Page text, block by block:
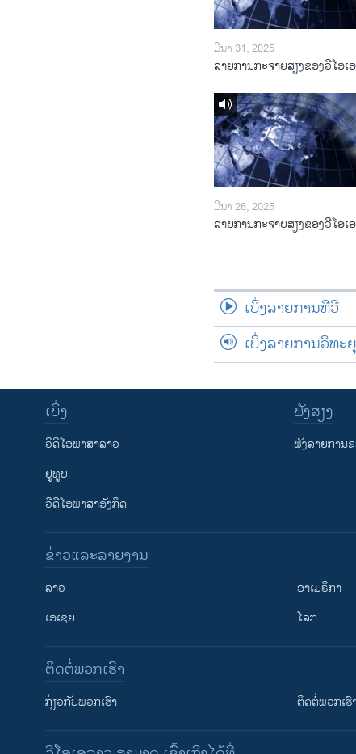
ມີນາ 31, 2025
ລາຍການກະຈາຍສຽງຂອງວີໂອເ
ມີນາ 26, 2025
ລາຍການກະຈາຍສຽງຂອງວີໂອເ
ເບິ່ງລາຍການທີວີ
ເບິ່ງລາຍການວິທະຍຸ
ເບິ່ງ
ວີດີໂອພາສາລາວ
ຢູທູບ
ວີດີໂອພາສາອັງກິດ
ຟັງສຽງ
ຟັງລາຍການຂ
ຂ່າວແລະລາຍງານ
ລາວ
ເອເຊຍ
ອາເມຣິກາ
ໂລກ
ຕິດຕໍ່ພວກເຮົາ
ກ່ຽວກັບພວກເຮົາ ຕິດຕໍ່ພວກເຮົ